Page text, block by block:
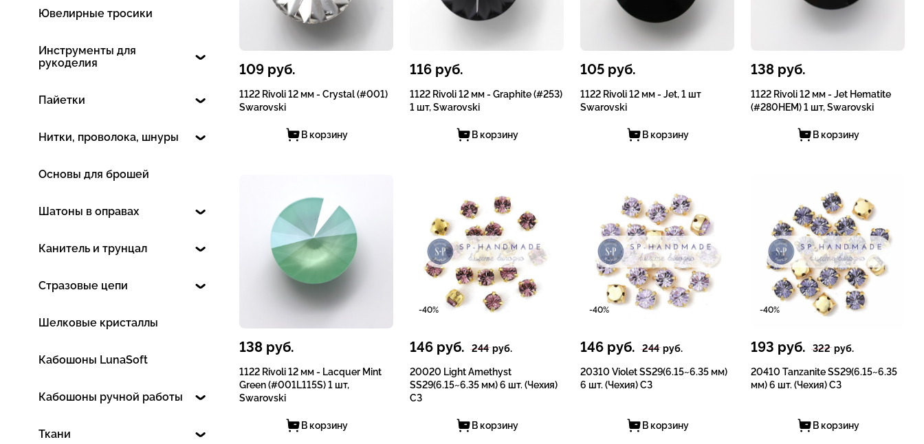
Ювелирные тросики
Инструменты для
рукоделия
Пайетки
Нитки, проволока, шнуры
Основы для брошей
Шатоны в оправах
Канитель и трунцал
Стразовые цепи
Шелковые кристаллы
Кабошоны LunaSoft
Кабошоны ручной работы
Ткани
109 руб.
1122 Rivoli 12 мм - Crystal (#001)
Swarovski
В корзину
116 руб.
1122 Rivoli 12 мм - Graphite (#253)
1 шт, Swarovski
В корзину
105 руб.
1122 Rivoli 12 мм - Jet, 1 шт
Swarovski
В корзину
138 руб.
1122 Rivoli 12 мм - Jet Hematite
(#280HEM) 1 шт, Swarovski
В корзину
138 руб.
1122 Rivoli 12 мм - Lacquer Mint
Green (#001L115S) 1 шт,
Swarovski
В корзину
-40%
146 руб. 244руб.
20020 Light Amethyst
SS29(6.15~6.35 мм) 6 шт. (Чехия)
СЗ
В корзину
-40%
146 руб. 244руб.
20310 Violet SS29(6.15~6.35 мм)
6 шт. (Чехия) СЗ
В корзину
-40%
193 руб. 322 руб.
20410 Tanzanite SS29(6.15~6.35
мм) 6 шт. (Чехия) СЗ
В корзину